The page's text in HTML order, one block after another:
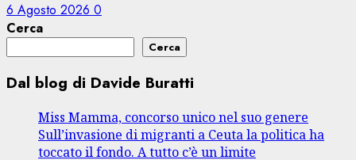
6 Agosto 2026 0
Cerca
Cerca
Dal blog di Davide Buratti
Miss Mamma, concorso unico nel suo genere
Sull’invasione di migranti a Ceuta la politica ha
toccato il fondo. A tutto c’è un limite